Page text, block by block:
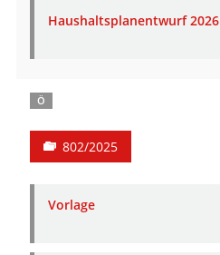
Haushaltsplanentwurf 2026
Ö
802/2025
Vorlage